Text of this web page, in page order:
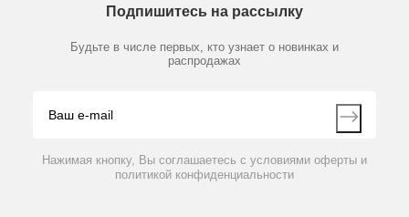
Производители
Мобильное приложение
Партнеры
Контакты
Подпишитесь на рассылку
Будьте в числе первых, кто узнает о новинках и
распродажах
Нажимая кнопку, Вы соглашаетесь с условиями оферты и
политикой конфиденциальности